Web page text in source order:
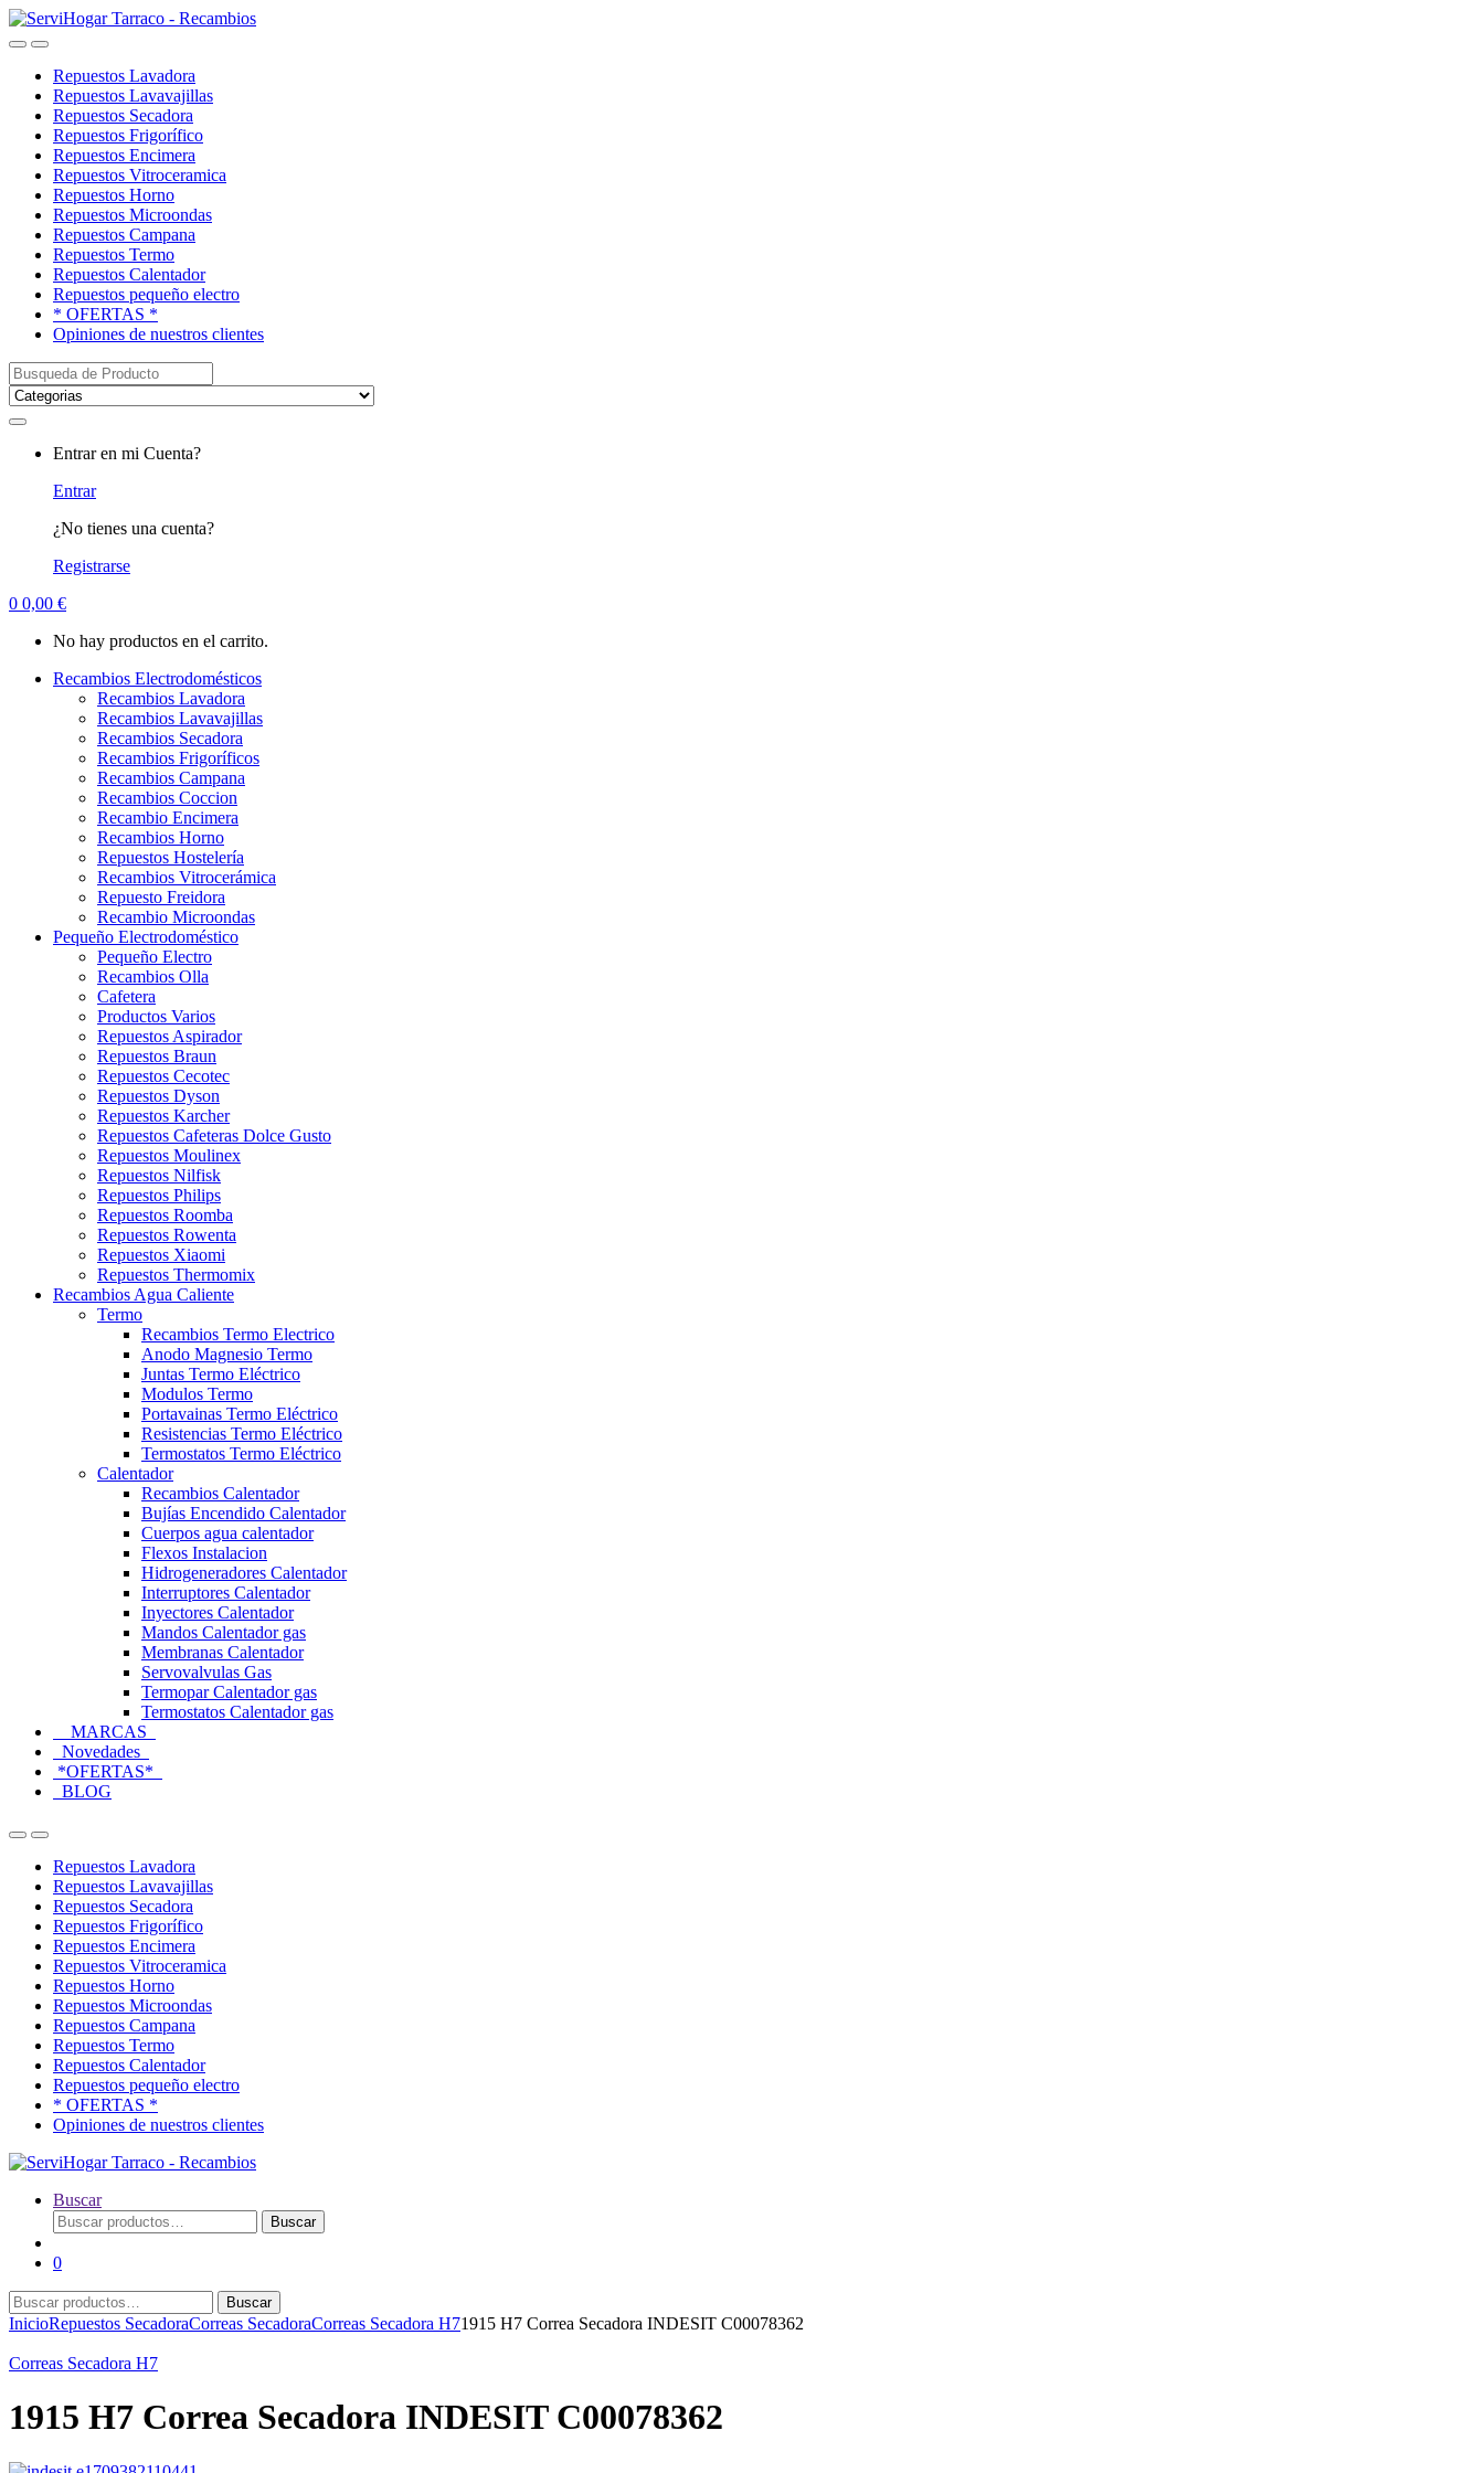
Saltar
a
saltar
al
OpenClose
Repuestos Lavadora
Repuestos Lavavajillas
Repuestos Secadora
Repuestos Frigorífico
Repuestos Encimera
Repuestos Vitroceramica
Repuestos Horno
Repuestos Microondas
Repuestos Campana
Repuestos Termo
Repuestos Calentador
Repuestos pequeño electro
* OFERTAS *
Opiniones de nuestros clientes
Buscar:
Entrar en mi Cuenta?
Entrar
¿No tienes una cuenta?
Registrarse
0 0,00 €
No hay productos en el carrito.
Recambios Electrodomésticos
Recambios Lavadora
Recambios Lavavajillas
Recambios Secadora
Recambios Frigoríficos
Recambios Campana
Recambios Coccion
Recambio Encimera
Recambios Horno
Repuestos Hostelería
Recambios Vitrocerámica
Repuesto Freidora
Recambio Microondas
Pequeño Electrodoméstico
Pequeño Electro
Recambios Olla
Cafetera
Productos Varios
Repuestos Aspirador
Repuestos Braun
Repuestos Cecotec
Repuestos Dyson
Repuestos Karcher
Repuestos Cafeteras Dolce Gusto
Repuestos Moulinex
Repuestos Nilfisk
Repuestos Philips
Repuestos Roomba
Repuestos Rowenta
Repuestos Xiaomi
Repuestos Thermomix
Recambios Agua Caliente
Termo
Recambios Termo Electrico
Anodo Magnesio Termo
Juntas Termo Eléctrico
Modulos Termo
Portavainas Termo Eléctrico
Resistencias Termo Eléctrico
Termostatos Termo Eléctrico
Calentador
Recambios Calentador
Bujías Encendido Calentador
Cuerpos agua calentador
Flexos Instalacion
Hidrogeneradores Calentador
Interruptores Calentador
Inyectores Calentador
Mandos Calentador gas
Membranas Calentador
Servovalvulas Gas
Termopar Calentador gas
Termostatos Calentador gas
MARCAS
Novedades
*OFERTAS*
BLOG
OpenClose
Repuestos Lavadora
Repuestos Lavavajillas
Repuestos Secadora
Repuestos Frigorífico
Repuestos Encimera
Repuestos Vitroceramica
Repuestos Horno
Repuestos Microondas
Repuestos Campana
Repuestos Termo
Repuestos Calentador
Repuestos pequeño electro
* OFERTAS *
Opiniones de nuestros clientes
Buscar
Buscar
por:
Buscar
0
Buscar
por:
Buscar
InicioRepuestos SecadoraCorreas SecadoraCorreas Secadora H71915 H7 Correa Secadora INDESIT C00078362
Correas Secadora H7
1915 H7 Correa Secadora INDESIT C00078362